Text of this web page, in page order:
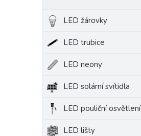
LED žárovky
LED trubice
LED neony
LED solární svítidla
LED pouliční osvětlení
LED lišty